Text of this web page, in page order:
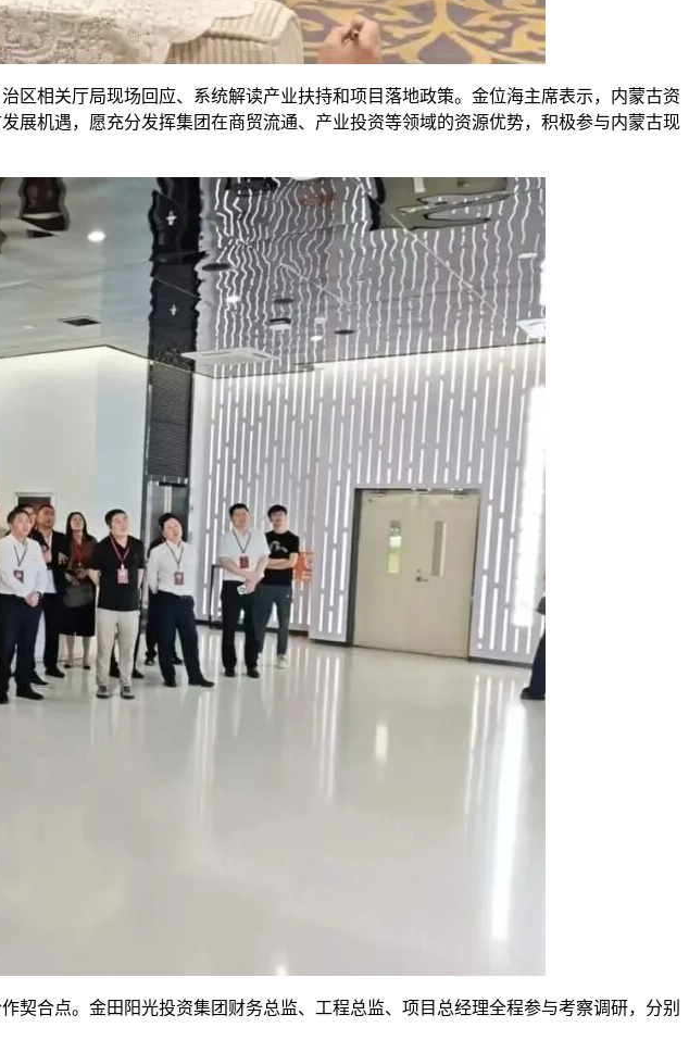
区相关厅局现场回应、系统解读产业扶持和项目落地政策。金位海主席表示，内蒙古资
展机遇，愿充分发挥集团在商贸流通、产业投资等领域的资源优势，积极参与内蒙古现
合点。金田阳光投资集团财务总监、工程总监、项目总经理全程参与考察调研，分别